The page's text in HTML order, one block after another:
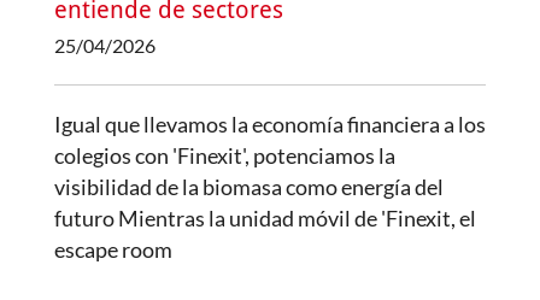
entiende de sectores
25/04/2026
Igual que llevamos la economía financiera a los
colegios con 'Finexit', potenciamos la
visibilidad de la biomasa como energía del
futuro Mientras la unidad móvil de 'Finexit, el
escape room